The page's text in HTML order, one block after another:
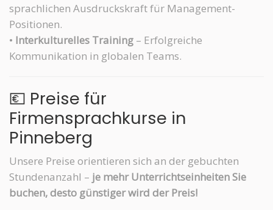
sprachlichen Ausdruckskraft für Management-
Positionen.
• Interkulturelles Training – Erfolgreiche
Kommunikation in globalen Teams.
💶 Preise für
Firmensprachkurse in
Pinneberg
Unsere Preise orientieren sich an der gebuchten
Stundenanzahl – je mehr Unterrichtseinheiten Sie
buchen, desto günstiger wird der Preis!